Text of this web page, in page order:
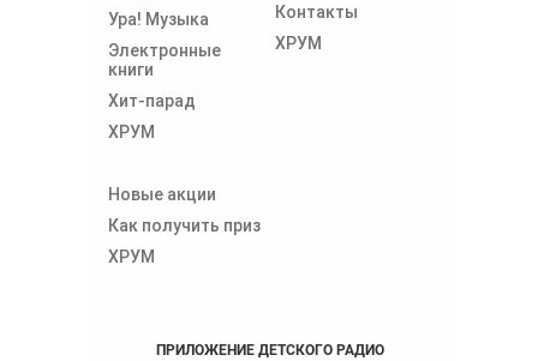
Ура! Музыка
Электронные
книги
Хит-парад
ХРУМ
Контакты
ХРУМ
Новые акции
Как получить приз
ХРУМ
ПРИЛОЖЕНИЕ ДЕТСКОГО РАДИО